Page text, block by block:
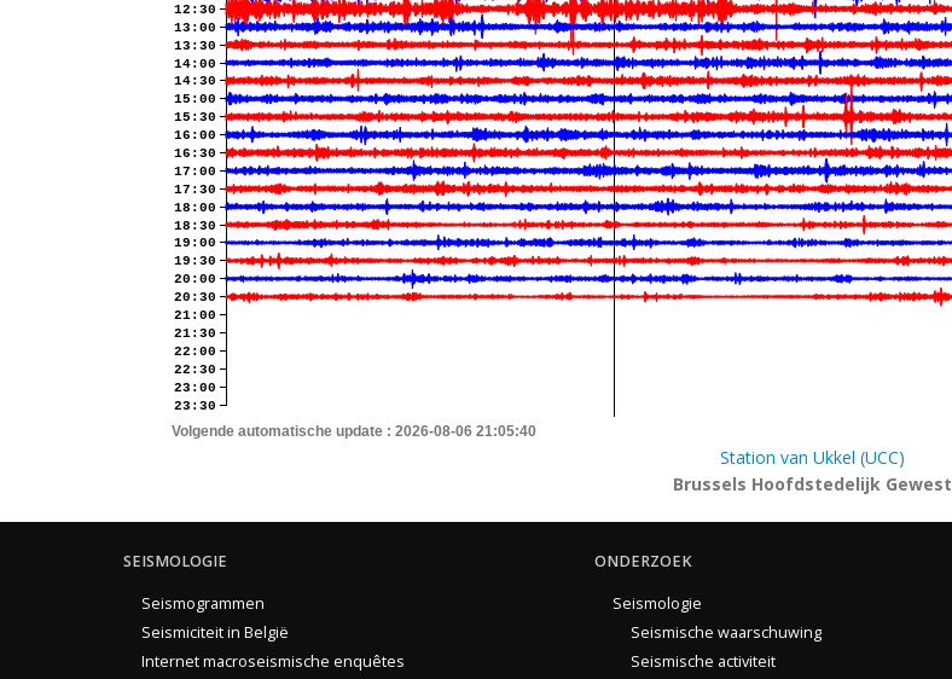
12:30
13:00
13:30
14:00
14:30
15:00
15:30
16:00
16:30
17:00
17:30
18:00
18:30
19:00
19:30
20:00
20:30
21:00
21:30
22:00
22:30
23:00
23:30
Volgende automatische update : 2026-08-06 21:05:40
Station van Ukkel (UCC)
Brussels Hoofdstedelijk Gewest
SEISMOLOGIE
Seismogrammen
Seismiciteit in België
Internet macroseismische enquêtes
ONDERZOEK
Seismologie
Seismische waarschuwing
Seismische activiteit